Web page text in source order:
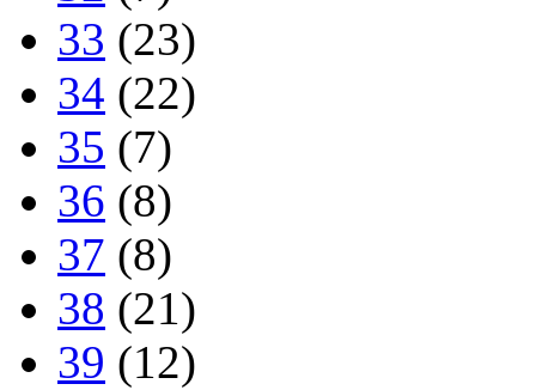
33 (23)
34 (22)
35 (7)
36 (8)
37 (8)
38 (21)
39 (12)